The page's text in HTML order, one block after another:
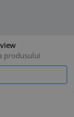
produsului